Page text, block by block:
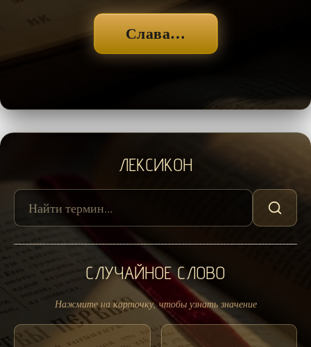
Слава…
ЛЕКСИКОН
СЛУЧАЙНОЕ СЛОВО
Нажмите на карточку, чтобы узнать значение